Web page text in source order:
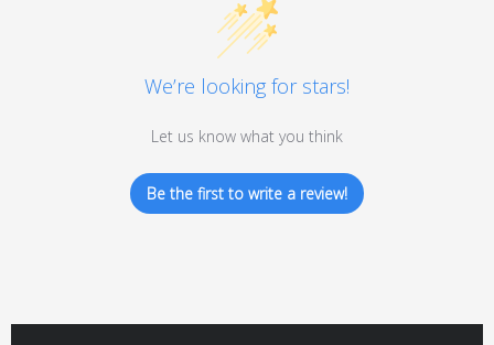
We’re looking for stars!
Let us know what you think
Be the first to write a review!